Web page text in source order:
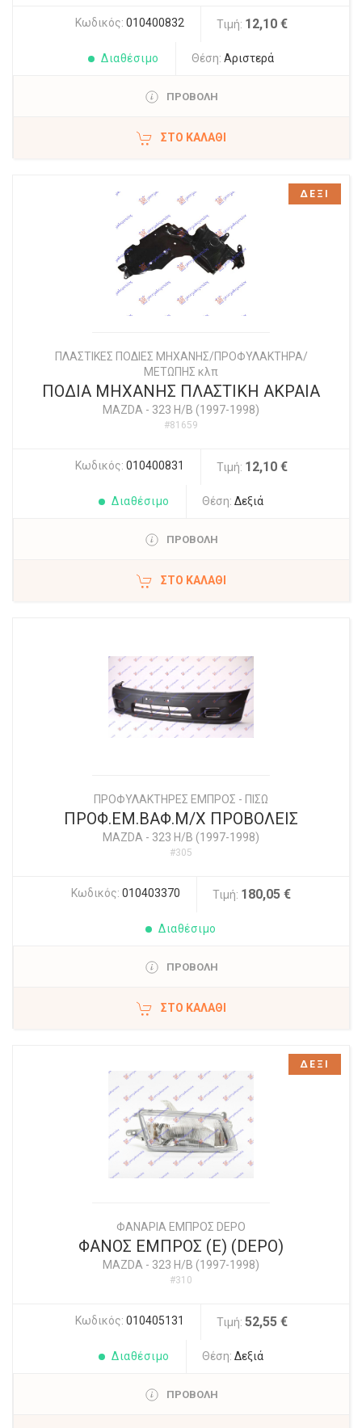
Κωδικός: 010400832 Τιμή: 12,10 €
Διαθέσιμο Θέση: Αριστερά
ΠΡΟΒΟΛΗ
ΣΤΟ ΚΑΛΆΘΙ
ΠΛΑΣΤΙΚΕΣ ΠΟΔΙΕΣ ΜΗΧΑΝΗΣ/ΠΡΟΦΥΛΑΚΤΗΡΑ/
ΜΕΤΩΠΗΣ κλπ
ΠΟΔΙΑ ΜΗΧΑΝΗΣ ΠΛΑΣΤΙΚΗ ΑΚΡΑΙΑ
MAZDA - 323 H/B (1997-1998)
#81659
Κωδικός: 010400831 Τιμή: 12,10 €
Διαθέσιμο Θέση: Δεξιά
ΠΡΟΒΟΛΗ
ΣΤΟ ΚΑΛΆΘΙ
ΔΕΞΙ
ΠΡΟΦΥΛΑΚΤΗΡΕΣ ΕΜΠΡΟΣ - ΠΙΣΩ
ΠΡΟΦ.ΕΜ.ΒΑΦ.Μ/Χ ΠΡΟΒΟΛΕΙΣ
MAZDA - 323 H/B (1997-1998)
#305
Κωδικός: 010403370 Τιμή: 180,05 €
Διαθέσιμο
ΠΡΟΒΟΛΗ
ΣΤΟ ΚΑΛΆΘΙ
ΦΑΝΑΡΙΑ ΕΜΠΡΟΣ DEPO
ΦΑΝΟΣ ΕΜΠΡΟΣ (E) (DEPO)
MAZDA - 323 H/B (1997-1998)
#310
Κωδικός: 010405131 Τιμή: 52,55 €
Διαθέσιμο Θέση: Δεξιά
ΠΡΟΒΟΛΗ
ΔΕΞΙ